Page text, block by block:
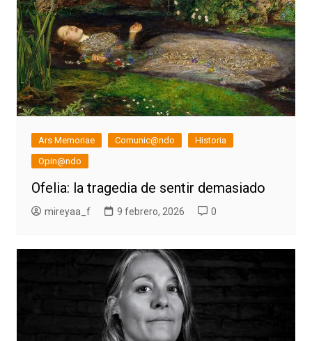
Ars Memoriae Comunic@ndo
Historia
Opin@ndo
Ofelia: la tragedia de sentir demasiado
mireyaa_f 9 febrero, 2026 0